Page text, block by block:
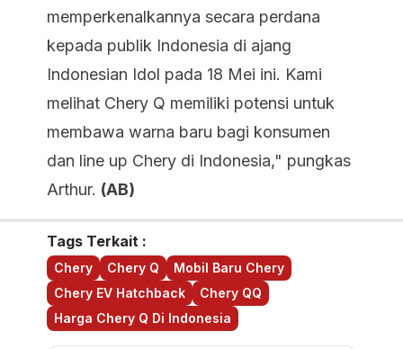
memperkenalkannya secara perdana
kepada publik Indonesia di ajang
Indonesian Idol pada 18 Mei ini. Kami
melihat Chery Q memiliki potensi untuk
membawa warna baru bagi konsumen
dan line up Chery di Indonesia," pungkas
Arthur. (AB)
Tags Terkait :
Chery Chery Q
Mobil Baru Chery
Chery EV Hatchback
Chery QQ
Harga Chery Q Di Indonesia